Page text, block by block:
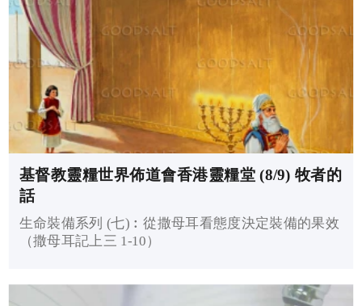
基督教靈糧世界佈道會香港靈糧堂 (8/9) 牧者的
話
生命裝備系列 (七)︰從撒母耳看態度決定裝備的果效
（撒母耳記上三 1-10）